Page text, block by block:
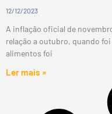
12/12/2023
A inflação oficial de
relação a outubro, quando
alimentos foi
Ler mais »